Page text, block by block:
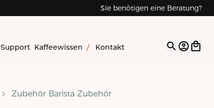
Sie benötigen eine Beratung?
Reparaturen & Service
Support Kaffeewissen / Kontakt Open
Zubehör Barista Zubehör